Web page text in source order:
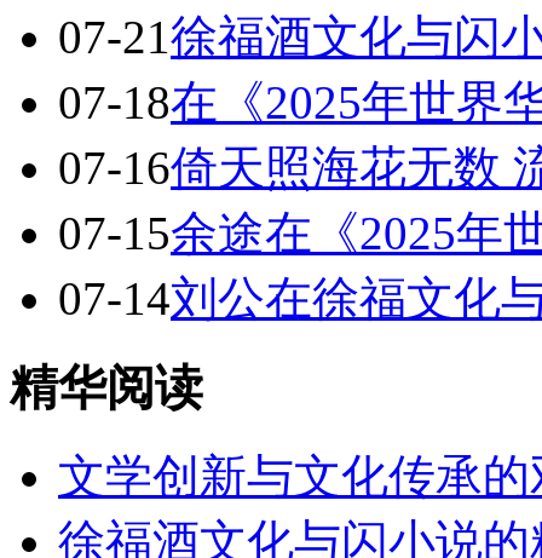
07-21徐福酒文化与闪
07-18在《2025年世界
07-16倚天照海花无数
07-15余途在《2025年
07-14刘公在徐福文化
精华阅读
文学创新与文化传承
徐福酒文化与闪小说